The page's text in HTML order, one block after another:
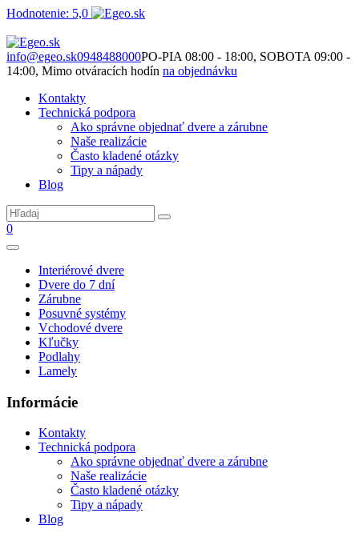
Hodnotenie: 5,0
info@egeo.sk0948488000PO-PIA 08:00 - 18:00, SOBOTA 09:00 -
14:00, Mimo otváracích hodín na objednávku
Kontakty
Technická podpora
Ako správne objednať dvere a zárubne
Naše realizácie
Často kladené otázky
Tipy a nápady
Blog
0
Interiérové dvere
Dvere do 7 dní
Zárubne
Posuvné systémy
Vchodové dvere
Kľučky
Podlahy
Lamely
Informácie
Kontakty
Technická podpora
Ako správne objednať dvere a zárubne
Naše realizácie
Často kladené otázky
Tipy a nápady
Blog